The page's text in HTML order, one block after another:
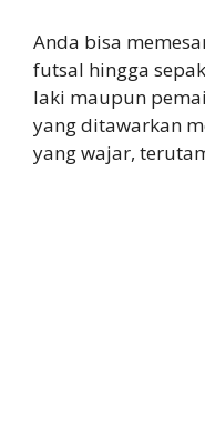
Anda bisa
futsal hingga
laki maupun
yang ditawarkan
yang wajar,